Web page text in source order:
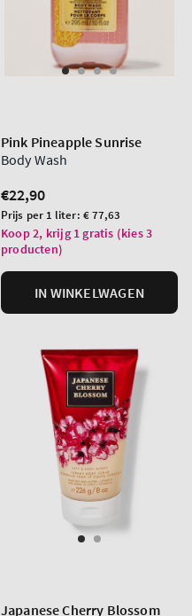
Pink Pineapple Sunrise
Body Wash
Normale
prijs
€22,90
Prijs
per
eenheid
Prijs per 1 liter: € 77,63
Koop 2, krijg 1 gratis (kies 3
producten)
IN WINKELWAGEN
Japanese Cherry Blossom